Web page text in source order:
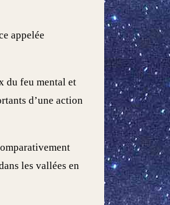
appelée
du feu mental et
d’une action
les vallées en